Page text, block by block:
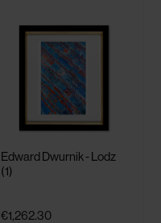
Edward Dwurnik - Lodz
(1)
€1,262.30